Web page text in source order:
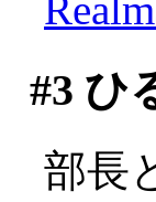
#3 ひ
部長